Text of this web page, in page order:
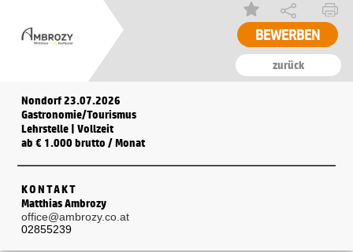
zurück
BEWERBEN
Nondorf 23.07.2026
Gastronomie/Tourismus
Lehrstelle | Vollzeit
ab € 1.000 brutto / Monat
KONTAKT
Matthias Ambrozy
office@ambrozy.co.at
02855239